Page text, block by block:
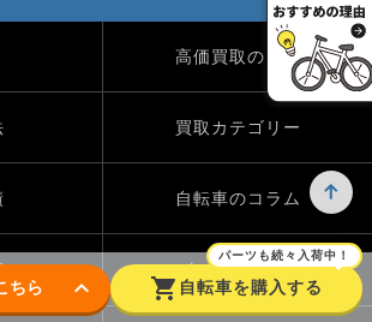
ちら keyboard_arrow_down shopping_cart
パーツも続々入荷中！
自転車を購入する
高価買取のワケ
買取カテゴリー
自転車のコラム
よくある質問